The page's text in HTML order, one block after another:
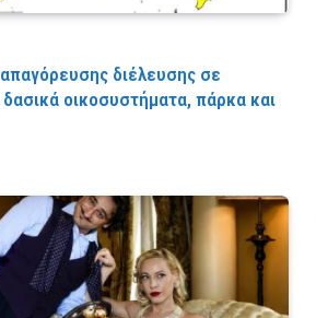
διέλευσης σε
δασικά οικοσυστήματα, πάρκα και